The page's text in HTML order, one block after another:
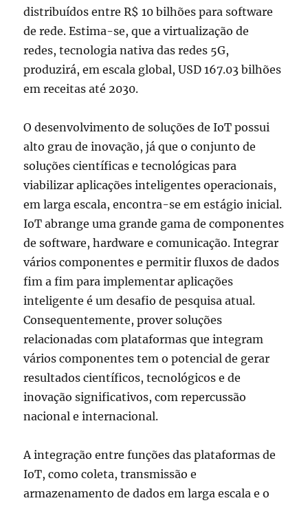
distribuídos entre R$ 10 bilhões para software
de rede. Estima-se, que a virtualização de
redes, tecnologia nativa das redes 5G,
produzirá, em escala global, USD 167.03 bilhões
em receitas até 2030.
O desenvolvimento de soluções de IoT possui
alto grau de inovação, já que o conjunto de
soluções científicas e tecnológicas para
viabilizar aplicações inteligentes operacionais,
em larga escala, encontra-se em estágio inicial.
IoT abrange uma grande gama de componentes
de software, hardware e comunicação. Integrar
vários componentes e permitir fluxos de dados
fim a fim para implementar aplicações
inteligente é um desafio de pesquisa atual.
Consequentemente, prover soluções
relacionadas com plataformas que integram
vários componentes tem o potencial de gerar
resultados científicos, tecnológicos e de
inovação significativos, com repercussão
nacional e internacional.
A integração entre funções das plataformas de
IoT, como coleta, transmissão e
armazenamento de dados em larga escala e o